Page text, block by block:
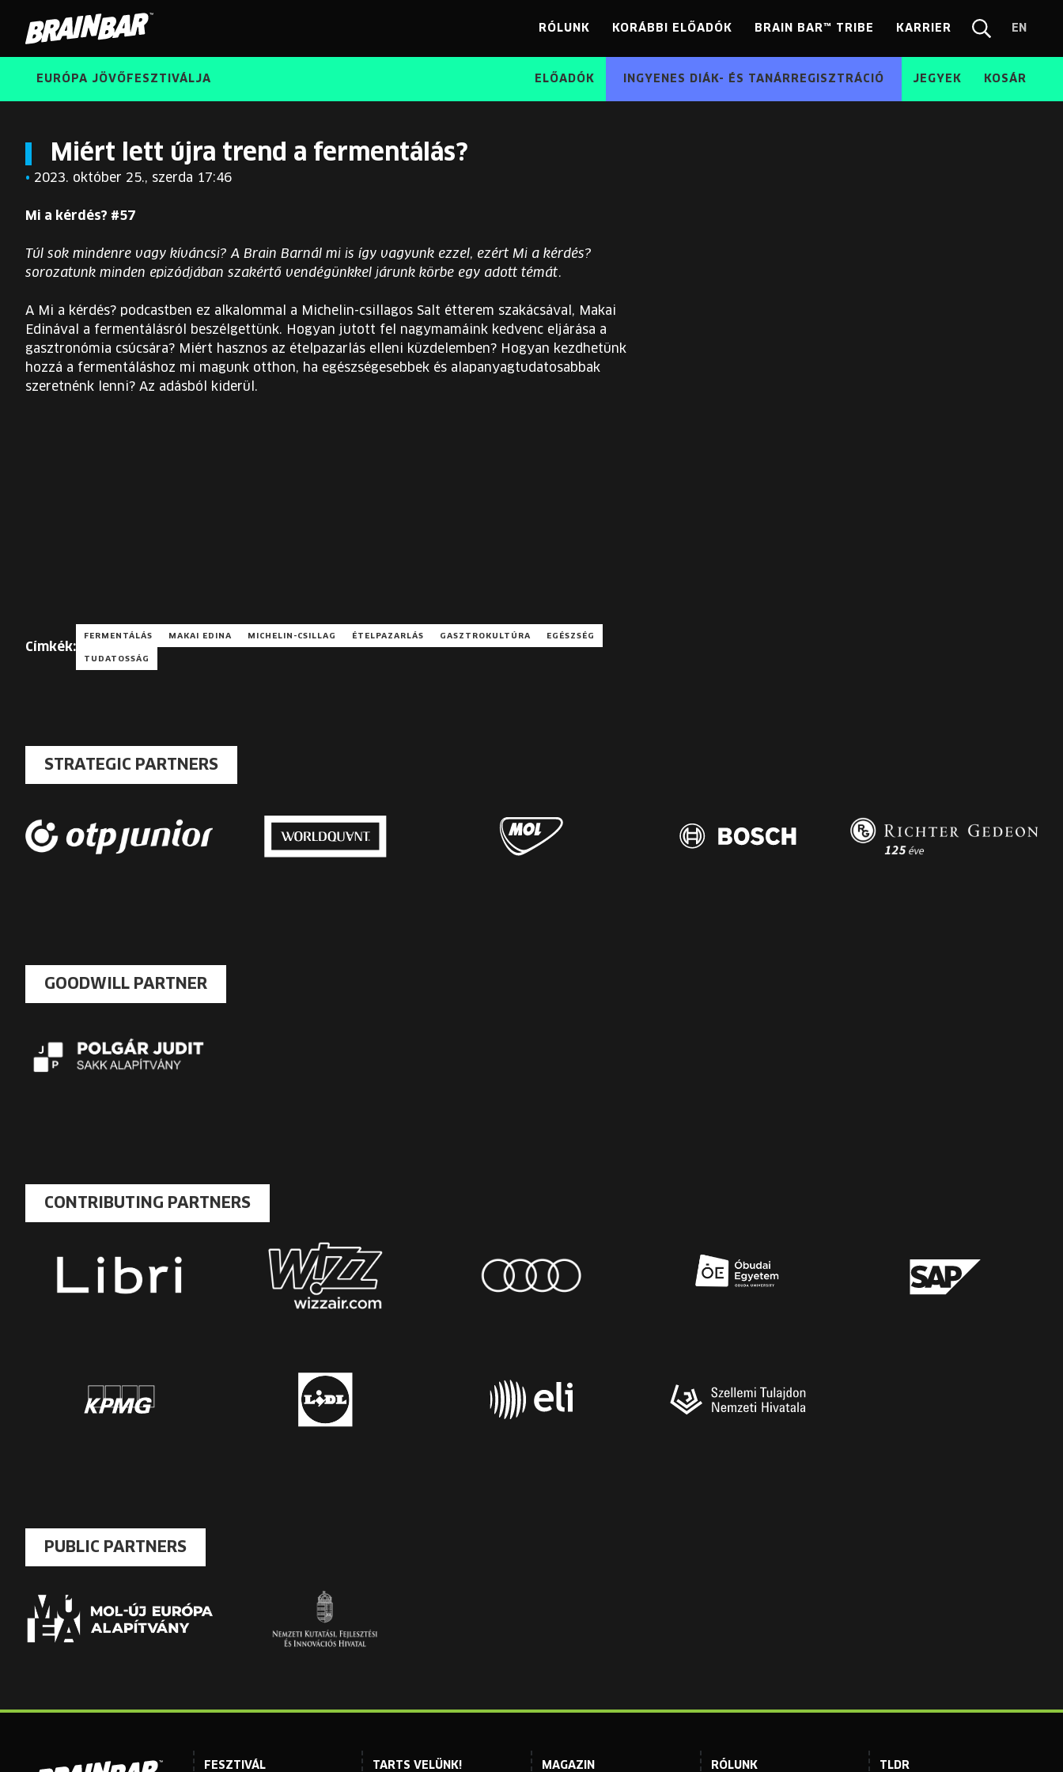
Bar
RÓLUNK KORÁBBI ELŐADÓK BRAIN BAR™ TRIBE KARRIER EN
EN
EURÓPA JÖVŐFESZTIVÁLJA ELŐADÓK INGYENES DIÁK- ÉS TANÁRREGISZTRÁCIÓ JEGYEK KOSÁR
Miért lett újra trend a fermentálás?
• 2023. október 25., szerda 17:46
Mi a kérdés? #57
Túl sok mindenre vagy kíváncsi? A Brain Barnál mi is így vagyunk ezzel, ezért Mi a kérdés?
sorozatunk minden epizódjában szakértő vendégünkkel járunk körbe egy adott témát.
A Mi a kérdés? podcastben ez alkalommal a Michelin-csillagos Salt étterem szakácsával, Makai
Edinával a fermentálásról beszélgettünk. Hogyan jutott fel nagymamáink kedvenc eljárása a
gasztronómia csúcsára? Miért hasznos az ételpazarlás elleni küzdelemben? Hogyan kezdhetünk
hozzá a fermentáláshoz mi magunk otthon, ha egészségesebbek és alapanyagtudatosabbak
szeretnénk lenni? Az adásból kiderül.
Címkék:
FERMENTÁLÁS MAKAI EDINA MICHELIN-CSILLAG ÉTELPAZARLÁS GASZTROKULTÚRA EGÉSZSÉG
TUDATOSSÁG
STRATEGIC PARTNERS
GOODWILL PARTNER
CONTRIBUTING PARTNERS
PUBLIC PARTNERS
FESZTIVÁL TARTS VELÜNK! MAGAZIN RÓLUNK TLDR